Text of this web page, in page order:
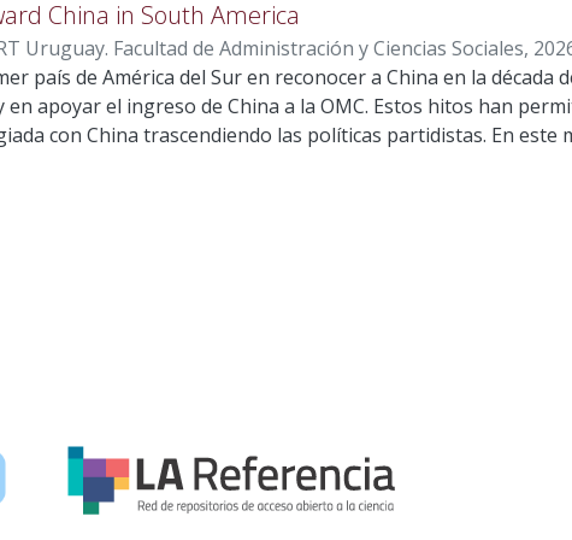
una marca con mayor capacidad de diferenciación y
un núcleo estable centrado en esos principios. La
para transmitir y resignificar la memoria colectiva en
China in South America
Uruguay. Facultad de Administración y Ciencias Sociales,
país de América del Sur en reconocer a China en la década
en apoyar el ingreso de China a la OMC. Estos hitos han
con China trascendiendo las políticas partidistas. En este
en cómo la opinión pública chilena percibe a China y en las